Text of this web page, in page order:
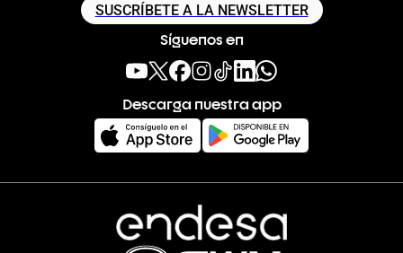
SUSCRÍBETE A LA NEWSLETTER
Síguenos en
Descarga nuestra app